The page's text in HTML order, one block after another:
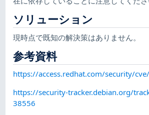
ソリューション
現時点で既知の解決策はありません。
参考資料
https://access.redhat.com/security/
https://security-tracker.debian.org/
38556